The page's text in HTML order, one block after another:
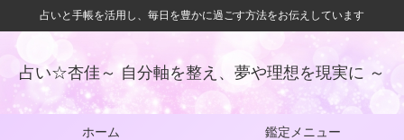
占いと手帳を活用し、毎日を豊かに過ごす方法をお伝えしています
占い☆杏佳～ 自分軸を整え、夢や理想を現実に ～
ホーム 鑑定メニュー